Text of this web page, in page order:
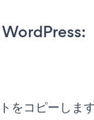
をコピーしま